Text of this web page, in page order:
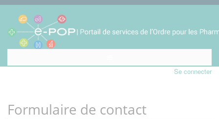
Se connecter
Formulaire de contact